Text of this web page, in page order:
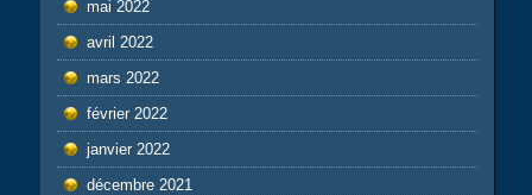
mai 2022
avril 2022
mars 2022
février 2022
janvier 2022
décembre 2021